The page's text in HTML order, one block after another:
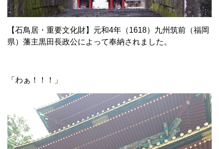
【石鳥居・重要文化財】元和4年（1618）九州筑前（福岡
県）藩主黒田長政公によって奉納されました。
「わぁ！！！」